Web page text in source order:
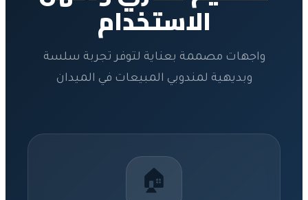
الاستخدام
واجهات مصممة بعناية لتوفر تجربة سلسة
وبديهية لمندوبي المبيعات في الميدان
🏠